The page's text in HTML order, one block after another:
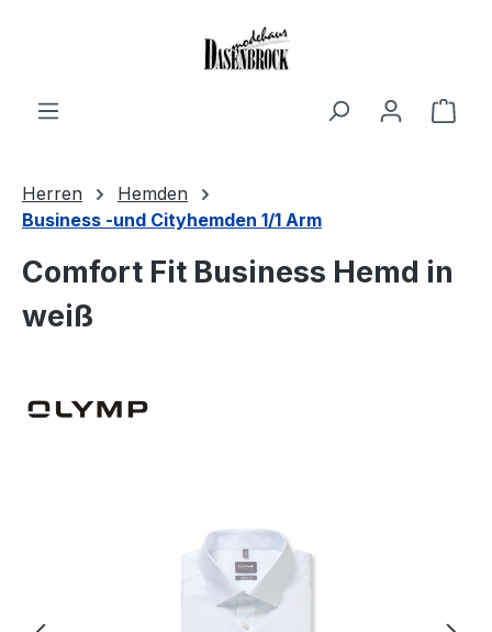
Herren
Hemden
Business -und Cityhemden 1/1 Arm
Comfort Fit Business Hemd in
weiß